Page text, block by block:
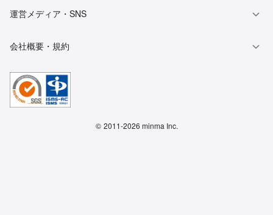
運営メディア・SNS
会社概要・規約
© 2011-2026 minma Inc.